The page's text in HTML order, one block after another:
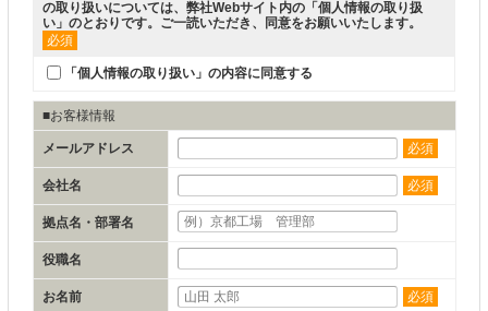
の取り扱いについては、弊社Webサイト内の「 個人情報の取り扱
い 」のとおりです。ご一読いただき、同意をお願いいたします。
必須
「個人情報の取り扱い」の内容に同意する
■お客様情報
メールアドレス 必須
会社名 必須
拠点名・部署名
役職名
お名前 必須